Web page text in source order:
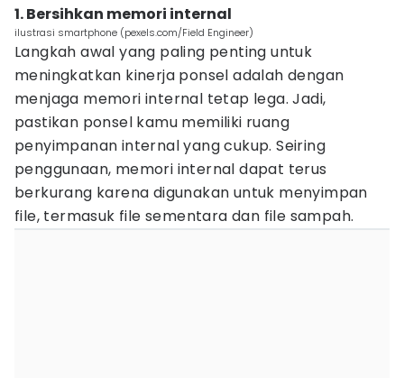
1. Bersihkan memori internal
ilustrasi smartphone (pexels.com/Field Engineer)
Langkah awal yang paling penting untuk
meningkatkan kinerja ponsel adalah dengan
menjaga memori internal tetap lega. Jadi,
pastikan ponsel kamu memiliki ruang
penyimpanan internal yang cukup. Seiring
penggunaan, memori internal dapat terus
berkurang karena digunakan untuk menyimpan
file, termasuk file sementara dan file sampah.